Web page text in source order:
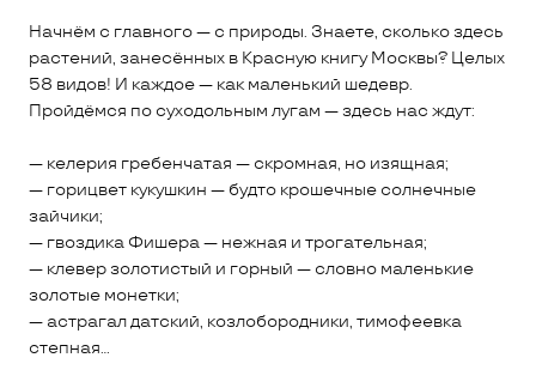
Начнём с главного — с природы. Знаете, сколько здесь
растений, занесённых в Красную книгу Москвы? Целых
58 видов! И каждое — как маленький шедевр.
Пройдёмся по суходольным лугам — здесь нас ждут:
— келерия гребенчатая — скромная, но изящная;
— горицвет кукушкин — будто крошечные солнечные
зайчики;
— гвоздика Фишера — нежная и трогательная;
— клевер золотистый и горный — словно маленькие
золотые монетки;
— астрагал датский, козлобородники, тимофеевка
степная…